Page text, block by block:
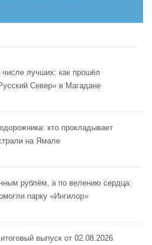
лучших: как прошёл
Север» в Магадане
кто прокладывает
на Ямале
рублём, а по велению сердца:
парку «Ингилор»
выпуск от 02.08.2026